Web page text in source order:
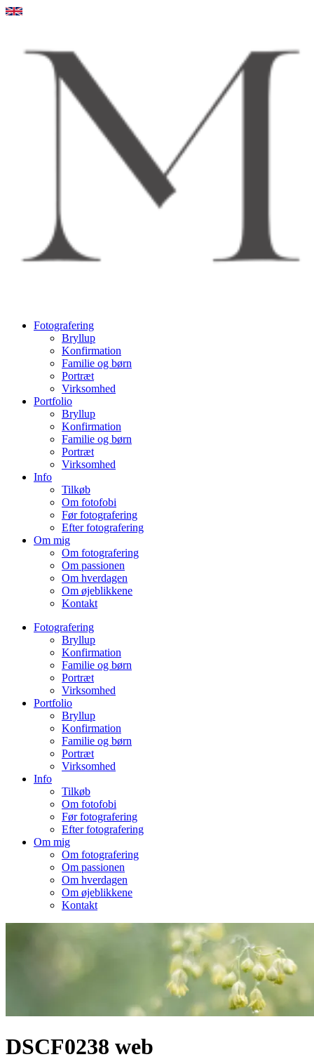
Videre
Fotografering
Bryllup
Konfirmation
Familie og børn
Portræt
Virksomhed
Portfolio
Bryllup
Konfirmation
Familie og børn
Portræt
Virksomhed
Info
Tilkøb
Om fotofobi
Før fotografering
Efter fotografering
Om mig
Om fotografering
Om passionen
Om hverdagen
Om øjeblikkene
Kontakt
Fotografering
Bryllup
Konfirmation
Familie og børn
Portræt
Virksomhed
Portfolio
Bryllup
Konfirmation
Familie og børn
Portræt
Virksomhed
Info
Tilkøb
Om fotofobi
Før fotografering
Efter fotografering
Om mig
Om fotografering
Om passionen
Om hverdagen
Om øjeblikkene
Kontakt
DSCF0238 web